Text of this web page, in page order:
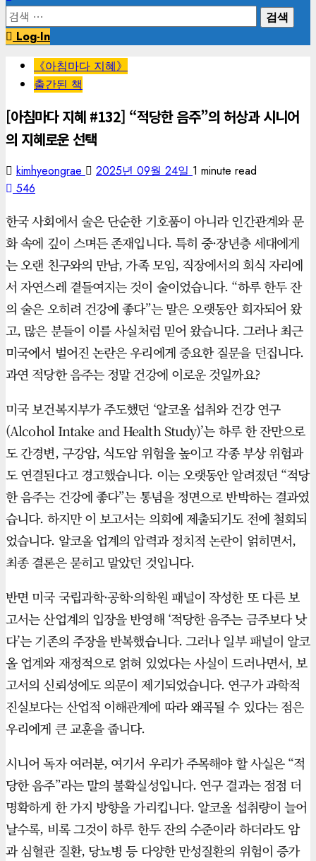
검
색:Log-In
《아침마다 지혜》
출간된 책
[아침마다 지혜 #132] “적당한 음주”의 허상과 시니어
의 지혜로운 선택
kimhyeongrae 2025년 09월 24일 1 minute read
546
한국 사회에서 술은 단순한 기호품이 아니라 인간관계와 문
화 속에 깊이 스며든 존재입니다. 특히 중·장년층 세대에게
는 오랜 친구와의 만남, 가족 모임, 직장에서의 회식 자리에
서 자연스레 곁들여지는 것이 술이었습니다. “하루 한두 잔
의 술은 오히려 건강에 좋다”는 말은 오랫동안 회자되어 왔
고, 많은 분들이 이를 사실처럼 믿어 왔습니다. 그러나 최근
미국에서 벌어진 논란은 우리에게 중요한 질문을 던집니다.
과연 적당한 음주는 정말 건강에 이로운 것일까요?
미국 보건복지부가 주도했던 ‘알코올 섭취와 건강 연구
(Alcohol Intake and Health Study)’는 하루 한 잔만으로
도 간경변, 구강암, 식도암 위험을 높이고 각종 부상 위험과
도 연결된다고 경고했습니다. 이는 오랫동안 알려졌던 “적당
한 음주는 건강에 좋다”는 통념을 정면으로 반박하는 결과였
습니다. 하지만 이 보고서는 의회에 제출되기도 전에 철회되
었습니다. 알코올 업계의 압력과 정치적 논란이 얽히면서,
최종 결론은 묻히고 말았던 것입니다.
반면 미국 국립과학·공학·의학원 패널이 작성한 또 다른 보
고서는 산업계의 입장을 반영해 ‘적당한 음주는 금주보다 낫
다’는 기존의 주장을 반복했습니다. 그러나 일부 패널이 알코
올 업계와 재정적으로 얽혀 있었다는 사실이 드러나면서, 보
고서의 신뢰성에도 의문이 제기되었습니다. 연구가 과학적
진실보다는 산업적 이해관계에 따라 왜곡될 수 있다는 점은
우리에게 큰 교훈을 줍니다.
시니어 독자 여러분, 여기서 우리가 주목해야 할 사실은 “적
당한 음주”라는 말의 불확실성입니다. 연구 결과는 점점 더
명확하게 한 가지 방향을 가리킵니다. 알코올 섭취량이 늘어
날수록, 비록 그것이 하루 한두 잔의 수준이라 하더라도 암
과 심혈관 질환, 당뇨병 등 다양한 만성질환의 위험이 증가